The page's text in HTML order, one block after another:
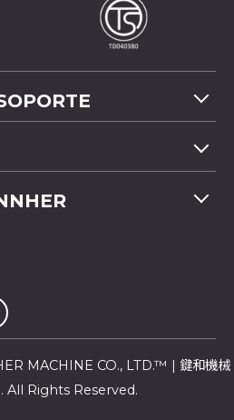
407
MACHINE CO., LTD.™ | 鍵和機械
. All Rights Reserved.